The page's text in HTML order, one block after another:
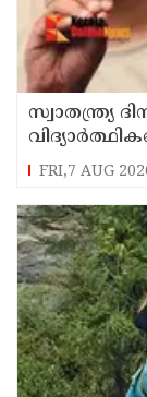
സ്വാതന്ത്ര്യ
FRI,7 AUG